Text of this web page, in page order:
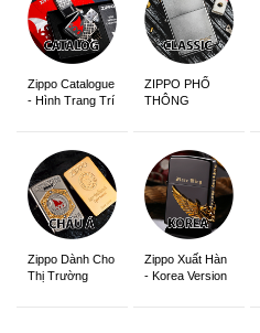
Zippo Catalogue
- Hình Trang Trí
ZIPPO PHỔ
THÔNG
Zippo Dành Cho
Thị Trường
Zippo Xuất Hàn
- Korea Version